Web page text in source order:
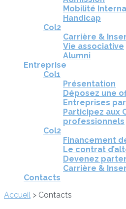
Mobilité
Handicap
Col2
Carrière &
Vie associative
Alumni
Entreprise
Col1
Présentation
Déposez une
Entreprises
Participez aux
professionnels
Col2
Financement
Le contrat
Devenez
Carrière &
Contacts
Accueil > Contacts